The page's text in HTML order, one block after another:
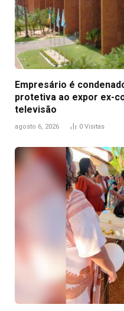
Empresário é
protetiva ao expor ex-
televisão
agosto 6, 2026 0 Visitas